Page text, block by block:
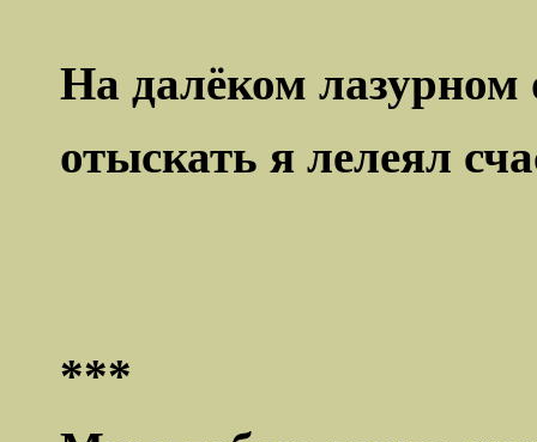
На далёком лазурном
отыскать я лелеял
***